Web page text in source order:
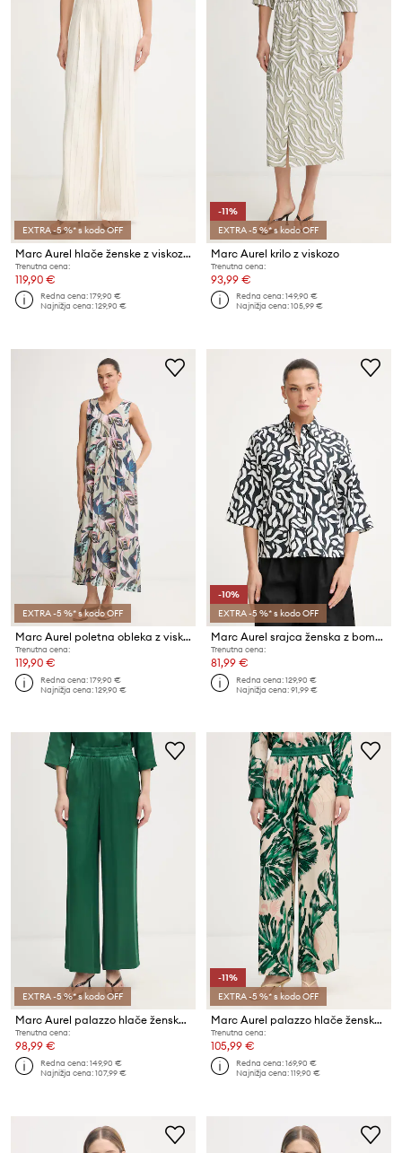
EXTRA -5 %* s kodo OFF
Marc Aurel hlače ženske z viskozo
Trenutna cena:
119,90 €
Redna cena:179,90 €
Najnižja cena:129,90 €
-11%
EXTRA -5 %* s kodo OFF
Marc Aurel krilo z viskozo
Trenutna cena:
93,99 €
Redna cena:149,90 €
Najnižja cena:105,99 €
EXTRA -5 %* s kodo OFF
Marc Aurel poletna obleka z viskozo
Trenutna cena:
119,90 €
Redna cena:179,90 €
Najnižja cena:129,90 €
-10%
EXTRA -5 %* s kodo OFF
Marc Aurel srajca ženska z bombažem
Trenutna cena:
81,99 €
Redna cena:129,90 €
Najnižja cena:91,99 €
EXTRA -5 %* s kodo OFF
Marc Aurel palazzo hlače ženske z viskozo
Trenutna cena:
98,99 €
Redna cena:149,90 €
Najnižja cena:107,99 €
-11%
EXTRA -5 %* s kodo OFF
Marc Aurel palazzo hlače ženske viskozne
Trenutna cena:
105,99 €
Redna cena:169,90 €
Najnižja cena:119,90 €